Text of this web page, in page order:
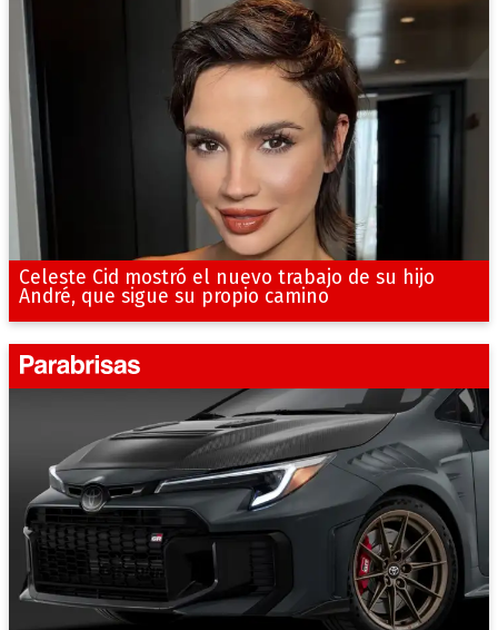
Celeste Cid mostró el nuevo trabajo de su hijo
André, que sigue su propio camino